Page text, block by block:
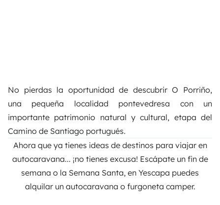
No pierdas la oportunidad de descubrir O Porriño,
una pequeña localidad pontevedresa con un
importante patrimonio natural y cultural, etapa del
Camino de Santiago portugués.
Ahora que ya tienes ideas de destinos para viajar en
autocaravana... ¡no tienes excusa! Escápate un fin de
semana o la Semana Santa, en Yescapa puedes
alquilar un autocaravana o furgoneta camper.